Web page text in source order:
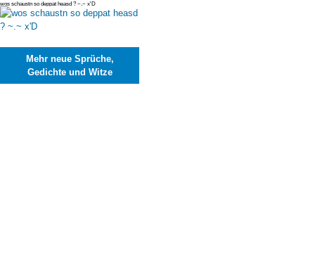
wos schaustn so deppat heasd ? ~.~ x'D
Mehr neue Sprüche,
Gedichte und Witze